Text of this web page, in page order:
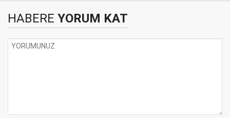
HABERE YORUM KAT